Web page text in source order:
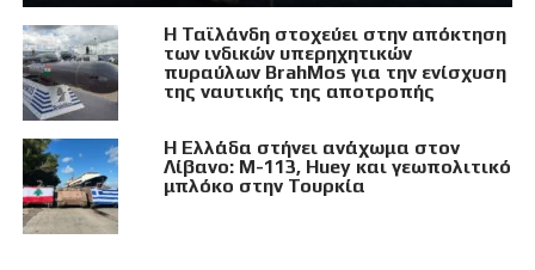
Η Ταϊλάνδη στοχεύει στην απόκτηση
των ινδικών υπερηχητικών
πυραύλων BrahMos για την ενίσχυση
της ναυτικής της αποτροπής
Η Ελλάδα στήνει ανάχωμα στον
Λίβανο: M-113, Huey και γεωπολιτικό
μπλόκο στην Τουρκία